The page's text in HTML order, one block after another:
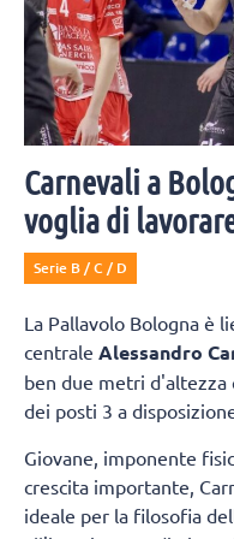
Carnevali a
voglia di
Serie B / C / D
La Pallavolo Bologna è
centrale Alessandro
ben due metri d'altezza
dei posti 3 a
Giovane, imponente
crescita importante,
ideale per la filosofia